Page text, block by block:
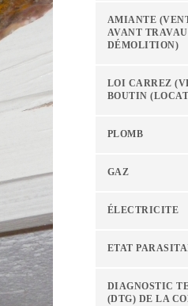
AMIANTE
AVANT
DÉMOLITION)
LOI CARREZ
BOUTIN
PLOMB
GAZ
ÉLECTRICITE
ETAT
DIAGNOSTIC
(DTG) DE LA